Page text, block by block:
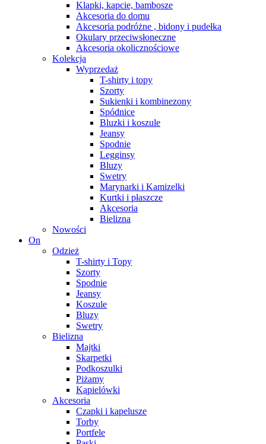
Klapki, kapcie, bambosze
Akcesoria do domu
Akcesoria podróżne , bidony i pudełka
Okulary przeciwsłoneczne
Akcesoria okolicznościowe
Kolekcja
Wyprzedaż
T-shirty i topy
Szorty
Sukienki i kombinezony
Spódnice
Bluzki i koszule
Jeansy
Spodnie
Legginsy
Bluzy
Swetry
Marynarki i Kamizelki
Kurtki i płaszcze
Akcesoria
Bielizna
Nowości
On
Odzież
T-shirty i Topy
Szorty
Spodnie
Jeansy
Koszule
Bluzy
Swetry
Bielizna
Majtki
Skarpetki
Podkoszulki
Piżamy
Kąpielówki
Akcesoria
Czapki i kapelusze
Torby
Portfele